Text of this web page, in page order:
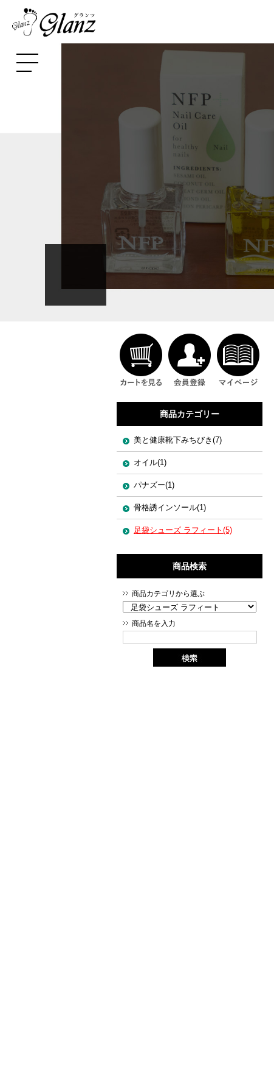
商品カテゴリー
美と健康靴下みちびき(7)
オイル(1)
パナズー(1)
骨格誘インソール(1)
足袋シューズ ラフィート(5)
商品検索
商品カテゴリから選ぶ
商品名を入力